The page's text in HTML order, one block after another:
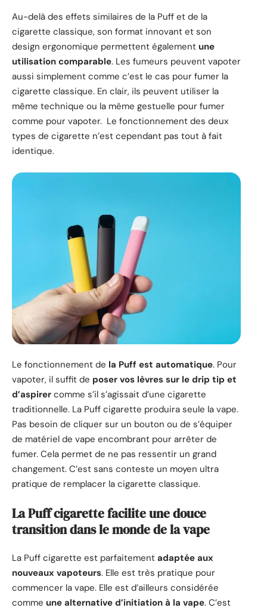
Au-delà des effets similaires de la Puff et de la
cigarette classique, son format innovant et son
design ergonomique permettent également une
utilisation comparable. Les fumeurs peuvent vapoter
aussi simplement comme c’est le cas pour fumer la
cigarette classique. En clair, ils peuvent utiliser la
même technique ou la même gestuelle pour fumer
comme pour vapoter. Le fonctionnement des deux
types de cigarette n’est cependant pas tout à fait
identique.
Le fonctionnement de la Puff est automatique. Pour
vapoter, il suffit de poser vos lèvres sur le drip tip et
d’aspirer comme s’il s’agissait d’une cigarette
traditionnelle. La Puff cigarette produira seule la vape.
Pas besoin de cliquer sur un bouton ou de s’équiper
de matériel de vape encombrant pour arrêter de
fumer. Cela permet de ne pas ressentir un grand
changement. C’est sans conteste un moyen ultra
pratique de remplacer la cigarette classique.
La Puff cigarette facilite une douce
transition dans le monde de la vape
La Puff cigarette est parfaitement adaptée aux
nouveaux vapoteurs. Elle est très pratique pour
commencer la vape. Elle est d’ailleurs considérée
comme une alternative d’initiation à la vape. C’est